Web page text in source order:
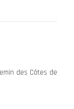
des Côtes de